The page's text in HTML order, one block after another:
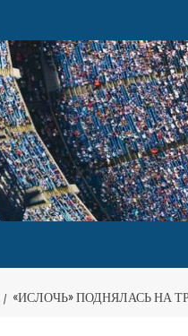
«ИСЛОЧЬ» ПОДНЯЛАСЬ НА